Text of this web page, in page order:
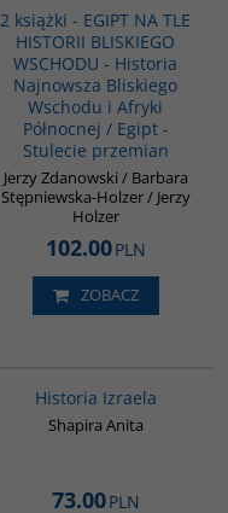
2 książki - EGIPT NA TLE
HISTORII BLISKIEGO
WSCHODU - Historia
Najnowsza Bliskiego
Wschodu i Afryki
Północnej / Egipt -
Stulecie przemian
Jerzy Zdanowski / Barbara
Stępniewska-Holzer / Jerzy
Holzer
102.00PLN
ZOBACZ
Historia Izraela
Shapira Anita
73.00PLN